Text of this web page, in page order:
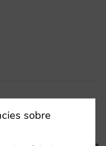
de
nova
sobre